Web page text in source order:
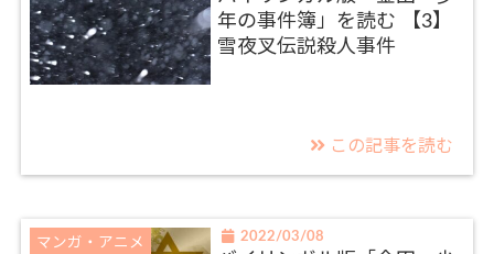
年の事件簿」を読む 【3】
雪夜叉伝説殺人事件
この記事を読む
マンガ・アニメ 2022/03/08